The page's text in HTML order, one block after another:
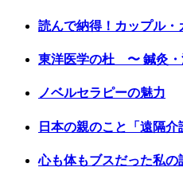
読んで納得！カップル・
東洋医学の杜 〜 鍼灸・
ノベルセラピーの魅力
日本の親のこと「遠隔介
心も体もブスだった私の